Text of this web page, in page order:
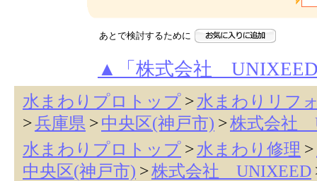
あとで検討するために
▲「株式会社 UNIXEED
水まわりプロトップ >水まわりリフ
>兵庫県 >中央区(神戸市) >株式会社
水まわりプロトップ >水まわり修理 >
中央区(神戸市) >株式会社 UNIXEED